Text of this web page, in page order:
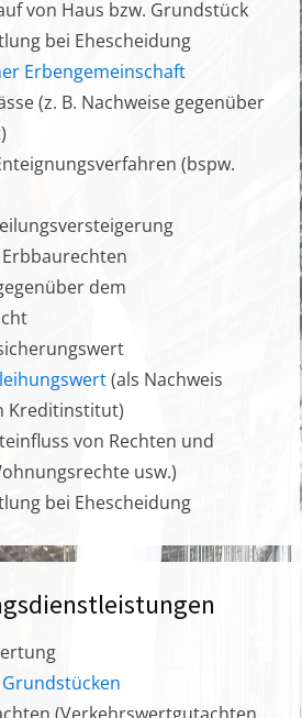
von Haus bzw. Grundstück
bei Ehescheidung
Erbengemeinschaft
(z. B. Nachweise gegenüber
(bspw.
dem
(als Nachweis
Kreditinstitut)
von Rechten und
usw.)
bei Ehescheidung